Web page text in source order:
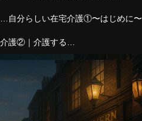
自分らしい在宅介護①〜はじめに〜